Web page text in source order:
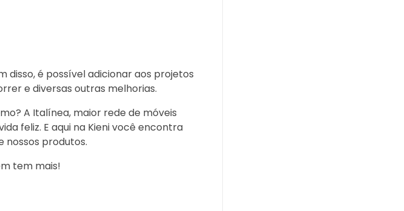
disso, é possível adicionar aos projetos
e diversas outras melhorias.
A Italínea, maior rede de móveis
feliz. E aqui na Kieni você encontra
nossos produtos.
tem mais!